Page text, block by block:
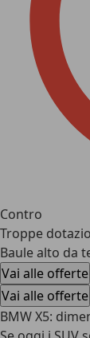
Contro
Troppe
Baule alto da
Vai alle offerte
Vai alle offerte
BMW X5: